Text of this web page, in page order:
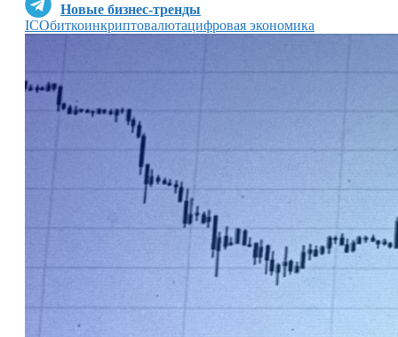
Новые бизнес-тренды
ICOбиткоинкриптовалютацифровая экономика